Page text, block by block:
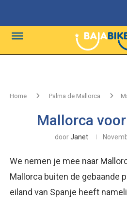
Home Palma de Mallorca
Mallorca
doorJanet
We nemen je mee naar
Mallorca buiten de gebaande
eiland van Spanje heeft